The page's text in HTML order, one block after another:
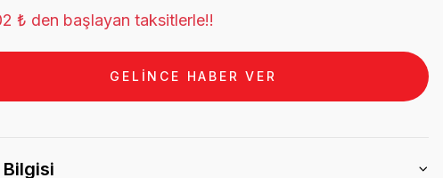
₺ den başlayan taksitlerle!!
GELİNCE HABER VER
Bilgisi